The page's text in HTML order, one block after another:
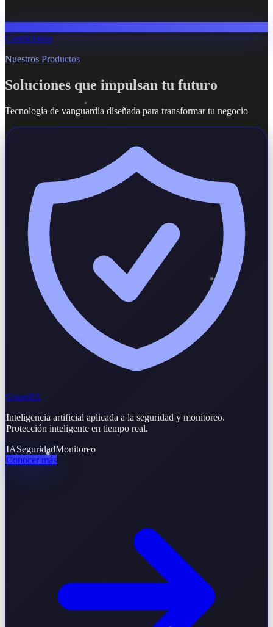
Contáctanos
Nuestros Productos
Soluciones que impulsan tu futuro
Tecnología de vanguardia diseñada para transformar tu negocio
GuardIA
Inteligencia artificial aplicada a la seguridad y monitoreo.
Protección inteligente en tiempo real.
IASeguridadMonitoreo
Conocer más